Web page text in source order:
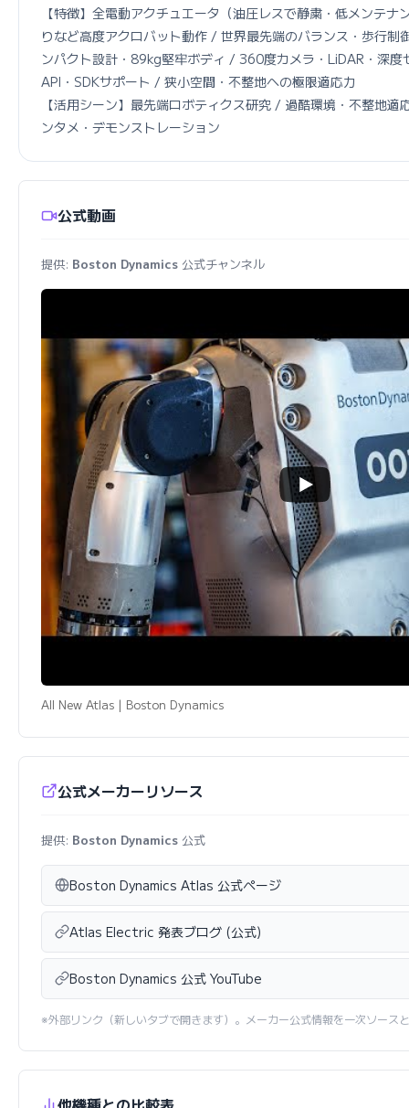
【特徴】全電動アクチュエータ（油圧レスで静粛・低メンテ
りなど高度アクロバット動作 / 世界最先端のバランス・歩行
ンパクト設計・89kg堅牢ボディ / 360度カメラ・LiDAR・深
API・SDKサポート / 狭小空間・不整地への極限適応力
【活用シーン】最先端ロボティクス研究 / 過酷環境・不整地
ンタメ・デモンストレーション
公式動画
提供: Boston Dynamics 公式チャンネル
All New Atlas | Boston Dynamics
公式メーカーリソース
提供: Boston Dynamics 公式
Boston Dynamics Atlas 公式ページ
Atlas Electric 発表ブログ (公式)
Boston Dynamics 公式 YouTube
※外部リンク（新しいタブで開きます）。メーカー公式情報を一次ソース